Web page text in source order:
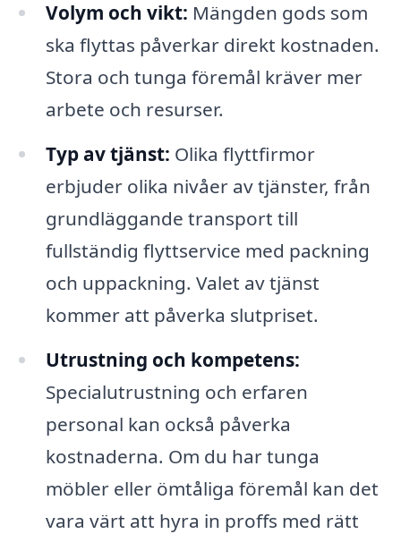
Volym och vikt: Mängden gods som
ska flyttas påverkar direkt kostnaden.
Stora och tunga föremål kräver mer
arbete och resurser.
Typ av tjänst: Olika flyttfirmor
erbjuder olika nivåer av tjänster, från
grundläggande transport till
fullständig flyttservice med packning
och uppackning. Valet av tjänst
kommer att påverka slutpriset.
Utrustning och kompetens:
Specialutrustning och erfaren
personal kan också påverka
kostnaderna. Om du har tunga
möbler eller ömtåliga föremål kan det
vara värt att hyra in proffs med rätt